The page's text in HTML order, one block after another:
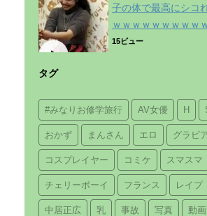
子の体で最高にシコ
ｗｗｗｗｗｗｗｗｗ
15ビュー
タグ
#みなりお修学旅行 AV女優 H
おかず まんさん エロ グラビ
コスプレイヤー コミケ スマスマ
チェリーボーイ フランス レイプ
中居正広 乳 事故 写真 動画